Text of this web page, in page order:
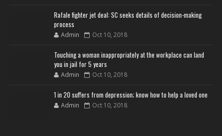
Rafale fighter jet deal: SC seeks details of decision-making
process
Admin Oct 10, 2018
Touching a woman inappropriately at the workplace can land
you in jail for 5 years
Admin Oct 10, 2018
1 in 20 suffers from depression; know how to help a loved one
Admin Oct 10, 2018